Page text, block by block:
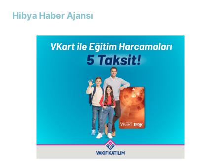
Hibya Haber Ajansı